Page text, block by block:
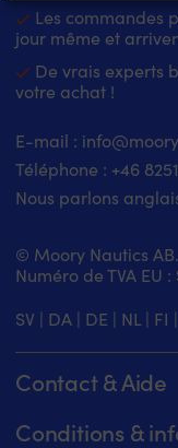
Les commandes
jour même et
De vrais experts
votre achat !
E-mail :
Téléphone : +46 8251
Nous parlons
© Moory Nautics AB.
Numéro de TVA EU :
SV | DA | DE | NL | FI |
Contact & Aide
Conditions &